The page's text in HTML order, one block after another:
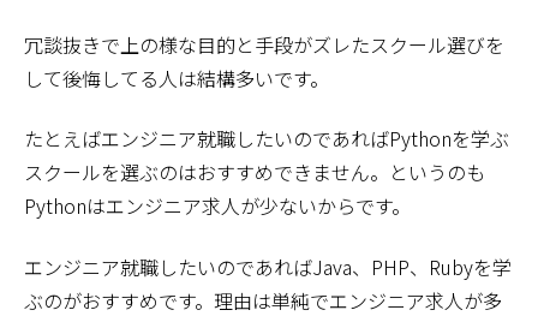
冗談抜きで上の様な目的と手段がズレたスクール選びを
して後悔してる人は結構多いです。
たとえばエンジニア就職したいのであればPythonを学ぶ
スクールを選ぶのはおすすめできません。というのも
Pythonはエンジニア求人が少ないからです。
エンジニア就職したいのであればJava、PHP、Rubyを学
ぶのがおすすめです。理由は単純でエンジニア求人が多